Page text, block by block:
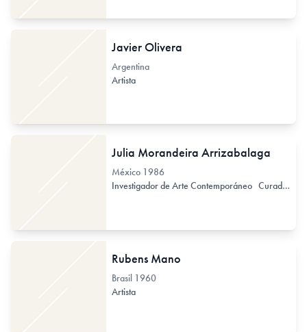
Javier Olivera
Argentina
Artista
Julia Morandeira Arrizabalaga
México 1986
Investigador de Arte Contemporáneo Curador / Comisario (de Arte Contemporáneo)
Rubens Mano
Brasil 1960
Artista